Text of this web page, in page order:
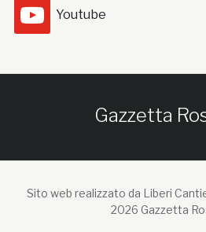
Youtube
Gazzetta
Sito web realizzato da Liberi
2026 Gazzetta